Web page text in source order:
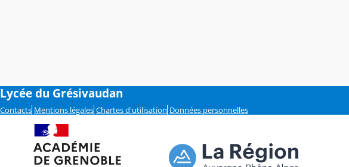
Lycée du Grésivaudan
Contacts Mentions légales Chartes d'utilisation Données personnelles